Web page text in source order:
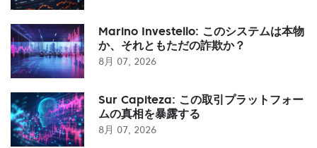
Marino Investello: このシステムは本物
か、それともただの詐欺か？
8月 07, 2026
Sur Capiteza: この取引プラットフォー
ムの真相を暴露する
8月 07, 2026